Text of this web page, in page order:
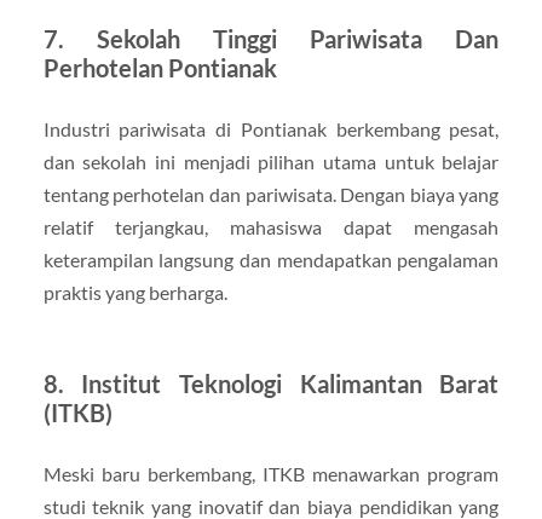
7. Sekolah Tinggi Pariwisata Dan
Perhotelan Pontianak
Industri pariwisata di Pontianak berkembang pesat,
dan sekolah ini menjadi pilihan utama untuk belajar
tentang perhotelan dan pariwisata. Dengan biaya yang
relatif terjangkau, mahasiswa dapat mengasah
keterampilan langsung dan mendapatkan pengalaman
praktis yang berharga.
8. Institut Teknologi Kalimantan Barat
(ITKB)
Meski baru berkembang, ITKB menawarkan program
studi teknik yang inovatif dan biaya pendidikan yang